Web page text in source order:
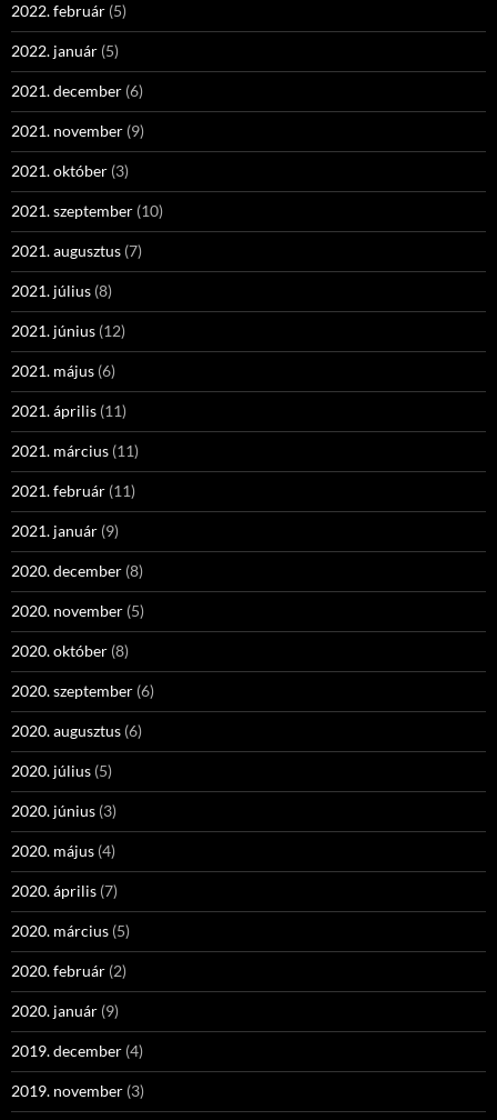
2022. február (5)
2022. január (5)
2021. december (6)
2021. november (9)
2021. október (3)
2021. szeptember (10)
2021. augusztus (7)
2021. július (8)
2021. június (12)
2021. május (6)
2021. április (11)
2021. március (11)
2021. február (11)
2021. január (9)
2020. december (8)
2020. november (5)
2020. október (8)
2020. szeptember (6)
2020. augusztus (6)
2020. július (5)
2020. június (3)
2020. május (4)
2020. április (7)
2020. március (5)
2020. február (2)
2020. január (9)
2019. december (4)
2019. november (3)